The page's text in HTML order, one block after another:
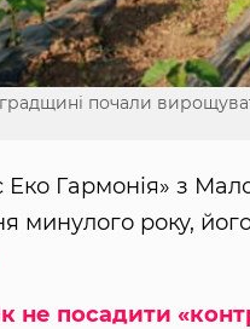
почали
Гармонія» з
минулого року,
не посадити